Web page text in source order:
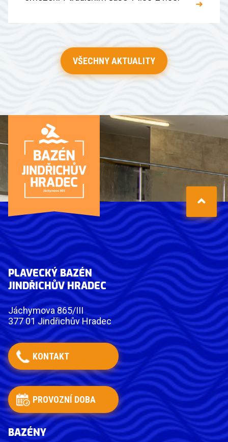
➜
VŠECHNY AKTUALITY
PLAVECKÝ BAZÉN
JINDŘICHŮV HRADEC
Jáchymova 865/III
377 01 Jindřichův Hradec
KONTAKT
PROVOZNÍ DOBA
BAZÉNY